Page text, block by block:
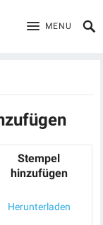
MENU
Stempel
hinzufügen
Herunterladen